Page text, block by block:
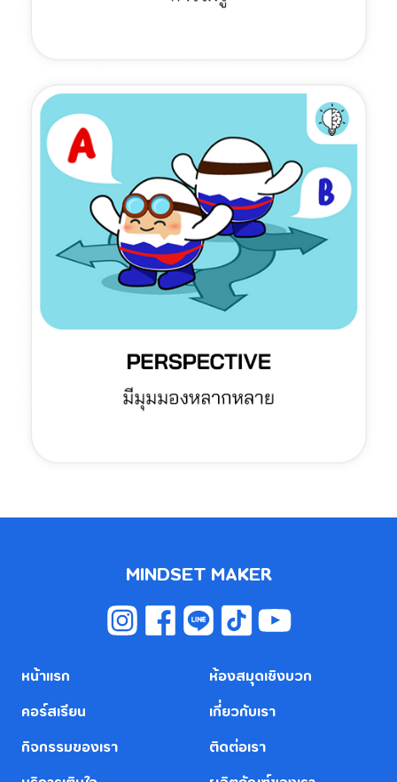
MINDSET MAKER
หน้าแรก
คอร์สเรียน
กิจกรรมของเรา
ห้องสมุดเชิงบวก
เกี่ยวกับเรา
ติดต่อเรา